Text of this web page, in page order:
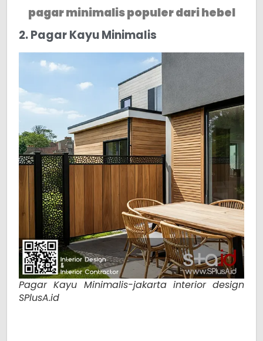
pagar minimalis populer dari hebel
2. Pagar Kayu Minimalis
Pagar Kayu Minimalis-jakarta interior design
SPlusA.id